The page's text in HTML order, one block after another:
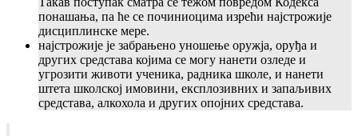
понашања, па ће се починиоцима изрећи најстрожије
дисциплинске мере.
најстрожије је забрањено уношење оружја, оруђа и
других средстава којима се могу нанети озледе и
угрозити животи ученика, радника школе, и нанети
штета школској имовини, експлозивних и запаљивих
средстава, алкохола и других опојних средстава.